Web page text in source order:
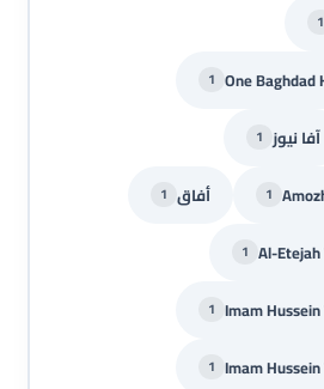
1
1
آفا نيوز 1
1 أفاق 1
1
1
1